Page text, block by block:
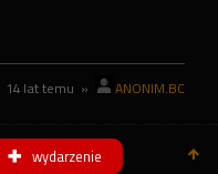
14 lat temu » ANONIM.BC
wydarzenie